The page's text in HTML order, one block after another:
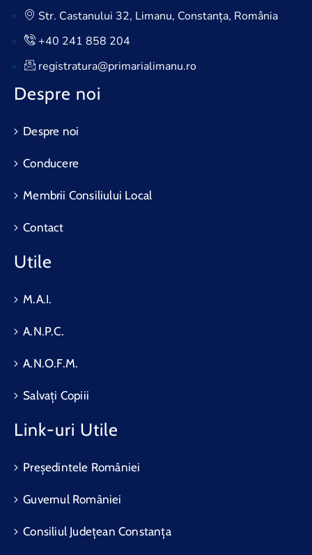
Str. Castanului 32, Limanu, Constanța, România
+40 241 858 204
registratura@primarialimanu.ro
Despre noi
Despre noi
Conducere
Membrii Consiliului Local
Contact
Utile
M.A.I.
A.N.P.C.
A.N.O.F.M.
Salvați Copiii
Link-uri Utile
Președintele României
Guvernul României
Consiliul Județean Constanța